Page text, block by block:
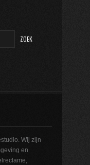
Wij zijn
en